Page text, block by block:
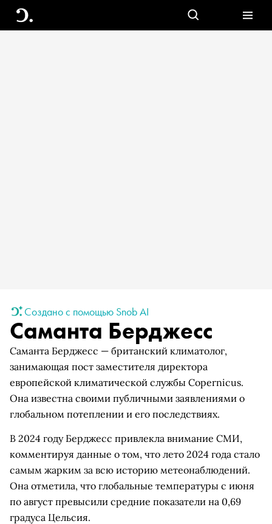
Создано с помощью Snob AI
Саманта Берджесс
Саманта Берджесс — британский климатолог,
занимающая пост заместителя директора
европейской климатической службы Copernicus.
Она известна своими публичными заявлениями о
глобальном потеплении и его последствиях.
В 2024 году Берджесс привлекла внимание СМИ,
комментируя данные о том, что лето 2024 года стало
самым жарким за всю историю метеонаблюдений.
Она отметила, что глобальные температуры с июня
по август превысили средние показатели на 0,69
градуса Цельсия.